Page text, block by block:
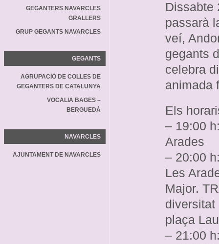
GEGANTERS NAVARCLES
GRALLERS
GRUP GEGANTS NAVARCLES
GEGANTS
AGRUPACIÓ DE COLLES DE
GEGANTERS DE CATALUNYA
VOCALIA BAGES –
BERGUEDÀ
NAVARCLES
AJUNTAMENT DE NAVARCLES
Dissabte
passarà
veí,
gegants
celebra
animada
Els
– 19:00
Arades
– 20:00
Les
Major.
diversitat
plaça
– 21:00